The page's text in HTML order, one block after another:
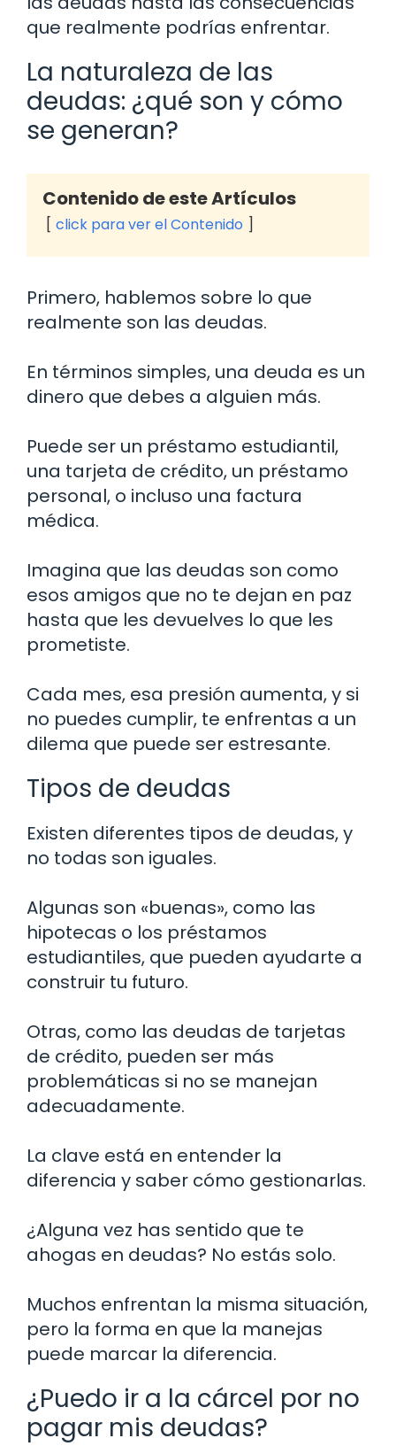
que realmente podrías enfrentar.
La naturaleza de las
deudas: ¿qué son y cómo
se generan?
Contenido de este Artículos
click para ver el Contenido
Primero, hablemos sobre lo que
realmente son las deudas.
En términos simples, una deuda es un
dinero que debes a alguien más.
Puede ser un préstamo estudiantil,
una tarjeta de crédito, un préstamo
personal, o incluso una factura
médica.
Imagina que las deudas son como
esos amigos que no te dejan en paz
hasta que les devuelves lo que les
prometiste.
Cada mes, esa presión aumenta, y si
no puedes cumplir, te enfrentas a un
dilema que puede ser estresante.
Tipos de deudas
Existen diferentes tipos de deudas, y
no todas son iguales.
Algunas son «buenas», como las
hipotecas o los préstamos
estudiantiles, que pueden ayudarte a
construir tu futuro.
Otras, como las deudas de tarjetas
de crédito, pueden ser más
problemáticas si no se manejan
adecuadamente.
La clave está en entender la
diferencia y saber cómo gestionarlas.
¿Alguna vez has sentido que te
ahogas en deudas? No estás solo.
Muchos enfrentan la misma situación,
pero la forma en que la manejas
puede marcar la diferencia.
¿Puedo ir a la cárcel por no
pagar mis deudas?